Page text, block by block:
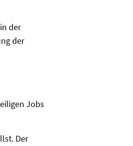
der
der
Jobs
Der